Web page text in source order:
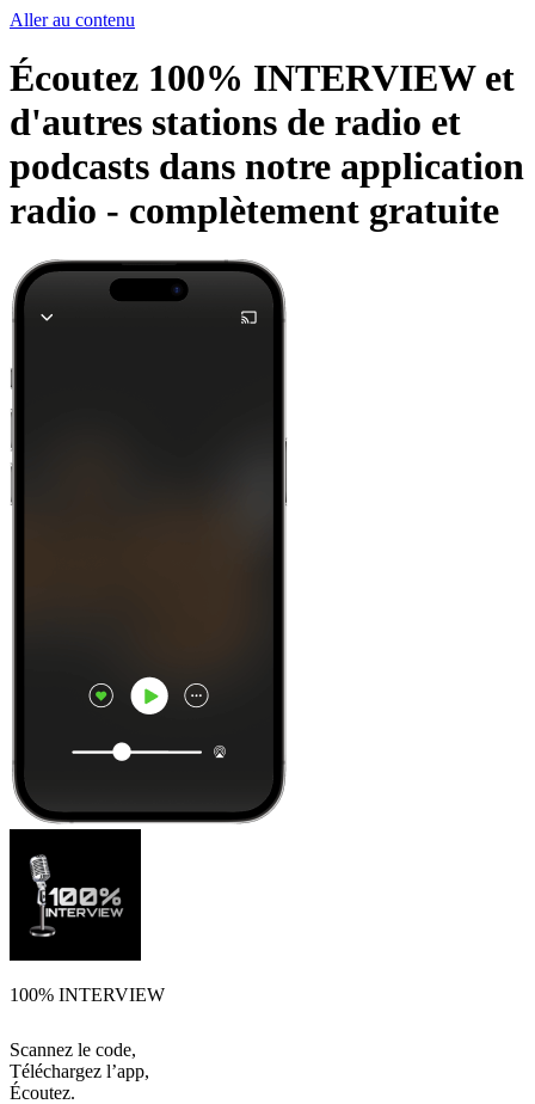
Aller au contenu
Écoutez 100% INTERVIEW et
d'autres stations de radio et
podcasts dans notre application
radio - complètement gratuite
100% INTERVIEW
Scannez le code,
Téléchargez l’app,
Écoutez.